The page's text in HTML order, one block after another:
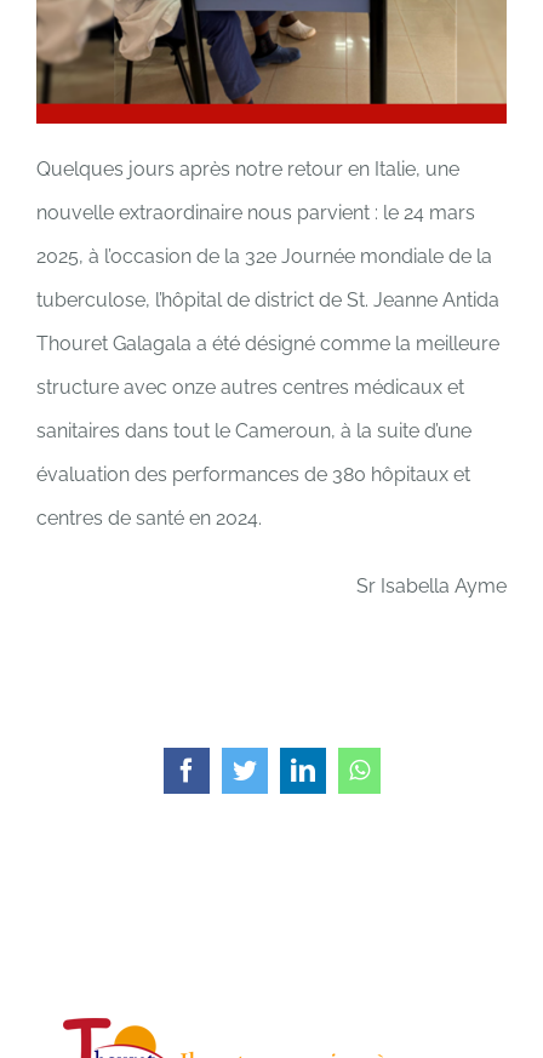
Quelques jours après notre retour en Italie, une
nouvelle extraordinaire nous parvient : le 24 mars
2025, à l’occasion de la 32e Journée mondiale de la
tuberculose, l’hôpital de district de St. Jeanne Antida
Thouret Galagala a été désigné comme la meilleure
structure avec onze autres centres médicaux et
sanitaires dans tout le Cameroun, à la suite d’une
évaluation des performances de 380 hôpitaux et
centres de santé en 2024.
Sr Isabella Ayme
FacebookTwitterLinkedInWhatsApp